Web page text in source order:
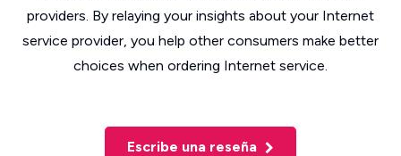
providers. By relaying your insights about your Internet
service provider, you help other consumers make better
choices when ordering Internet service.
Escribe una reseña